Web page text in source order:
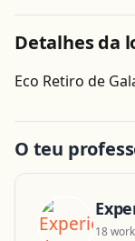
Detalhes da
Eco Retiro de
O teu
18